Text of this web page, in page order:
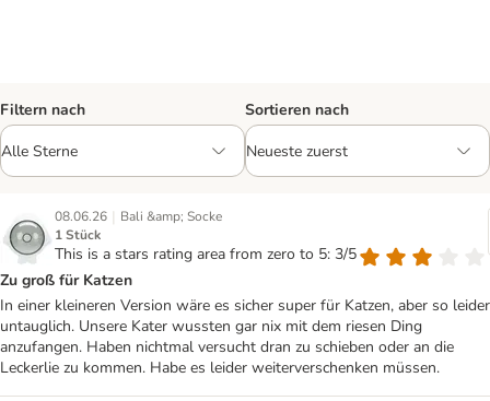
Filtern nach Sortieren nach
08.06.26 | Bali &amp; Socke
1 Stück
This is a stars rating area from zero to 5: 3/5
Zu groß für Katzen
In einer kleineren Version wäre es sicher super für Katzen, aber so leider
untauglich. Unsere Kater wussten gar nix mit dem riesen Ding
anzufangen. Haben nichtmal versucht dran zu schieben oder an die
Leckerlie zu kommen. Habe es leider weiterverschenken müssen.